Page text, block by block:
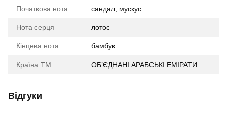
Початкова нота сандал, мускус
Нота серця лотос
Кінцева нота бамбук
Країна ТМ ОБ’ЄДНАНІ АРАБСЬКІ ЕМІРАТИ
Відгуки